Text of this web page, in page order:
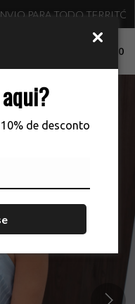
de desconto
NACIONAL
0